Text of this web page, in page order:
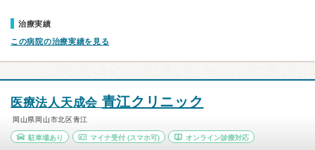
治療実績
この病院の治療実績を見る
医療法人天成会 青江クリニック
岡山県岡山市北区青江
駐車場あり マイナ受付(スマホ可) オンライン診療対応